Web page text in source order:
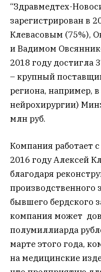
“Здравмедтех-
зарегистрирован в
Клевасовым (75%),
и Вадимом
2018 году достигла
– крупный
региона, например,
нейрохирургии)
млн руб.
Компания работает
2016 году Алексей
благодаря
производственного
бывшего бердского
компания может
полумиллиарда
марте этого года,
на медицинские